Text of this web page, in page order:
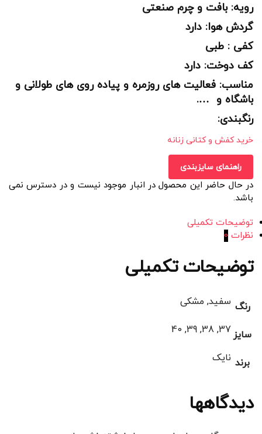
رویه: بافت و چرم صنعتی
گردش هوا: دارد
کفی : طبی
کف دوخت: دارد
مناسب: فعالیت های روزمره و پیاده روی های طولانی و
باشگاه و ….
رنگبندی:
خرید کفش و کتانی زنانه
راهنمای سایزبندی
در حال حاضر این محصول در انبار موجود نیست و در دسترس نمی
باشد.
توضیحات تکمیلی
نظرات 0
توضیحات تکمیلی
رنگ سفید, مشکی
سایز 37, 38, 39, 40
برند نایک
دیدگاهها